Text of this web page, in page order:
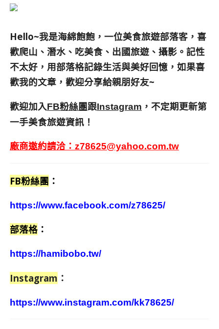
Hello~我是海綿飽飽，一位美食旅遊部落客， 喜
歡爬山、潛水、吃美食、出國旅遊、攝影。 記性
不太好，用部落格記錄生活與美好回憶， 如果喜
歡我的文章，歡迎分享給親朋好友~
歡迎加入FB粉絲團跟Instagram ，不定期更新第
一手美食旅遊資訊！
廠商邀約請洽： z78625@yahoo.com.tw
FB粉絲團 ：
https://www.facebook.com/z78625/
部落格 ：
https://hamibobo.tw/
Instagram ：
https://www.instagram.com/kk78625/